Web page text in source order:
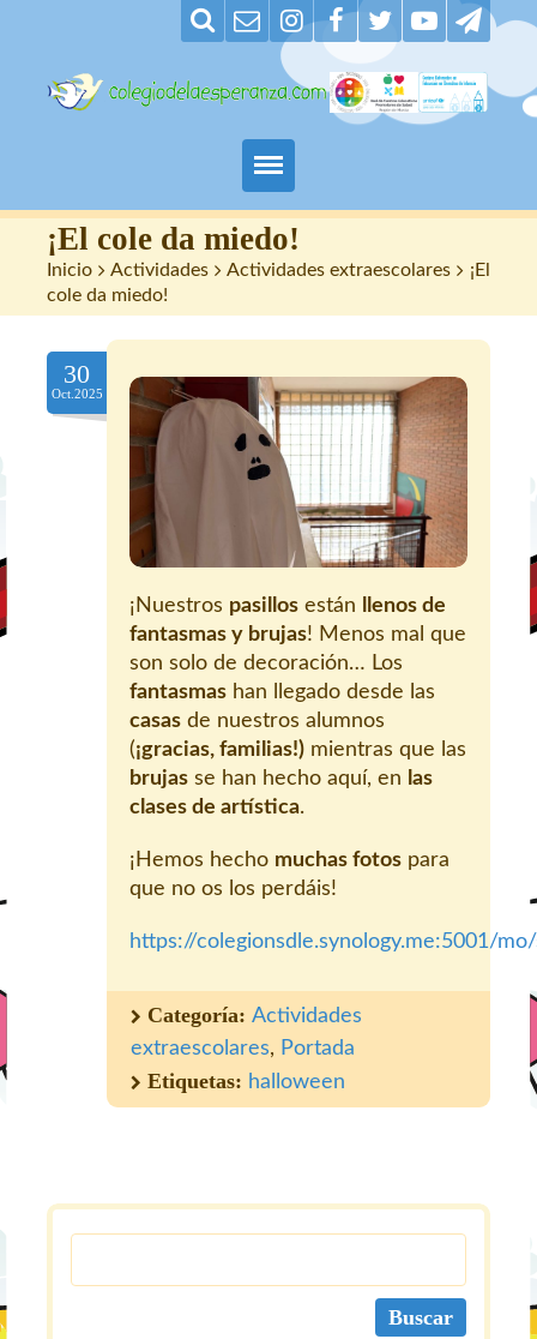
Padres
Alumnos
Maestros
Nuestro centro
Contacto
¡El cole da miedo!
Inicio > Actividades > Actividades extraescolares > ¡El
cole da miedo!
30
Oct.2025
¡Nuestros pasillos están
llenos de
fantasmas y brujas! Menos mal que
son solo de decoración… Los
fantasmas han llegado desde las
casas de nuestros alumnos
(¡gracias, familias!) mientras que las
brujas se han hecho aquí, en las
clases de artística.
¡Hemos hecho muchas fotos para
que no os los perdáis!
https://colegionsdle.synology.me:5001/
Categoría: Actividades
extraescolares, Portada
Etiquetas: halloween